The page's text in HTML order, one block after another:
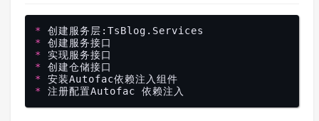
*
*
*
*
*
*